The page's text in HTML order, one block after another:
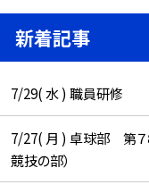
新着記事
7/29( 水 ) 職員研修
7/27( 月 ) 卓球部 第７
競技の部）